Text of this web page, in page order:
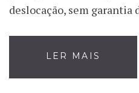
deslocação, sem garantia
LER MAIS